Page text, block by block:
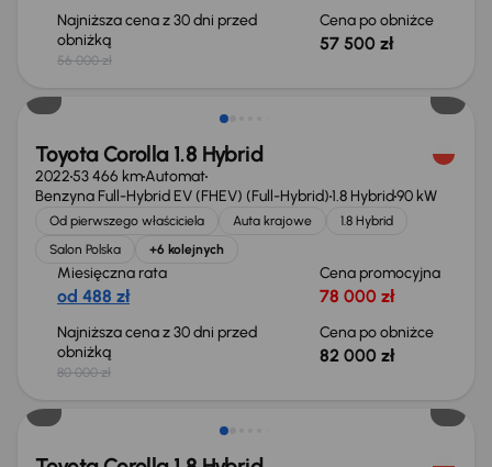
Najniższa cena z 30 dni przed
obniżką
56 000 zł
Cena po obniżce
57 500 zł
Możliwość odliczenia VAT
Toyota Corolla 1.8 Hybrid
202253 466 kmAutomat
Benzyna Full-Hybrid EV (FHEV) (Full-Hybrid)1.8 Hybrid90 kW
Od pierwszego właściciela Auta krajowe
1.8 Hybrid
Salon Polska
+6 kolejnych
Miesięczna rata
od 488 zł
Cena promocyjna
78 000 zł
Najniższa cena z 30 dni przed
obniżką
80 000 zł
Cena po obniżce
82 000 zł